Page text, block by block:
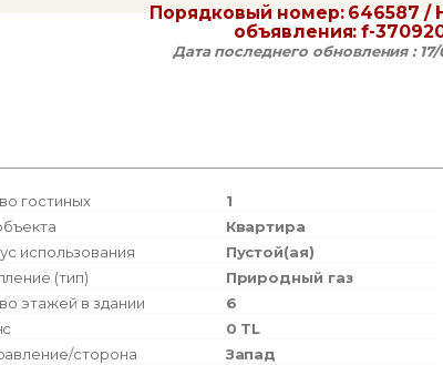
Порядковый номер: 646587 /
объявления:f-
Дата последнего обновления :
гостиных
1
Квартира
использования
Пустой(ая)
(тип)
Природный газ
этажей в здании
6
0 TL
сторона
Запад